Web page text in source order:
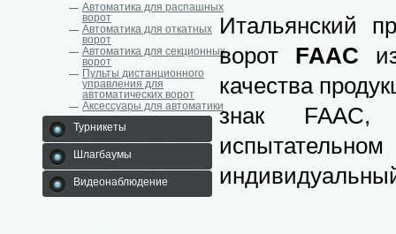
Автоматика для распашных
ворот
Автоматика для откатных
ворот
Автоматика для секционных
ворот
Пульты дистанционного
управления для
автоматических ворот
Аксессуары для автоматики
Турникеты
Шлагбаумы
Видеонаблюдение
Итальянский
ворот FAAC
качества
знак FAAC,